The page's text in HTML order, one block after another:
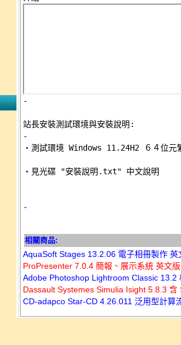
-
站長安裝測試環境與安裝說明:
-
‧測試環境 Windows 11.24H2 ６４位元
‧見光碟 "安裝說明.txt" 中文說明
-
相關商品:
AquaSoft Stages 13.2.06 電子相冊製作 英
ProPresenter 7.0.4 簡報、展示系統 英文版
Adobe Photoshop Lightroom Classic 13.2
Dassault Systemes Simulia Isight 5.8.3
CD-adapco Star-CD 4.26.011 泛用型計算